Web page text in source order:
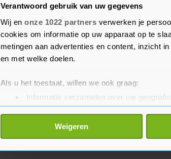
Verantwoord gebruik van uw gegevens
Wij en onze 1022 partners verwerken je
cookies om informatie op uw apparaat op te
metingen aan advertenties en content, inzicht
en met welke doelen.
Als u het toestaat, willen we ook graag:
Informatie verzamelen over uw
Uw apparaat identificeren door het
Lees meer over hoe uw persoonlijke
toestemming op elk moment wijzigen of
Weigeren